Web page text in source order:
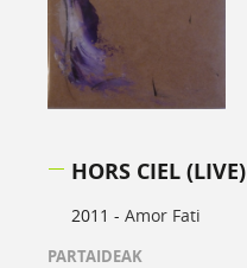
HORS CIEL (LIVE)
2011 - Amor Fati
PARTAIDEAK